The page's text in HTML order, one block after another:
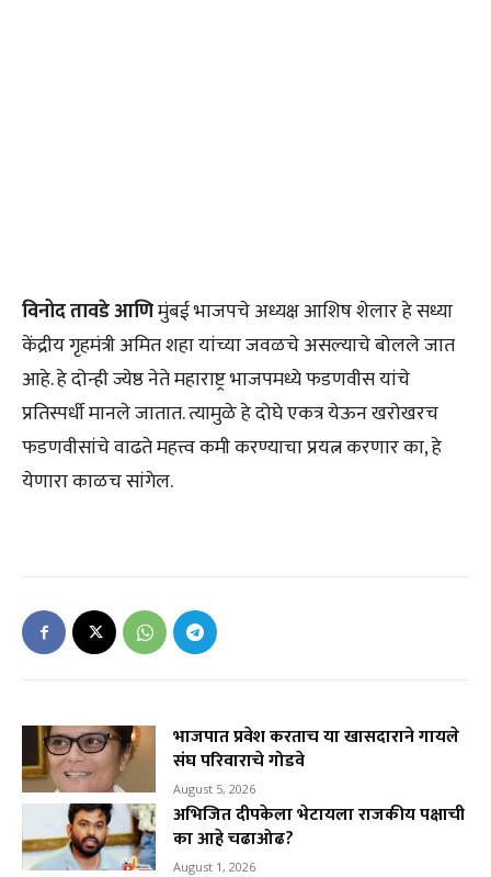
विनोद तावडे आणिमुंबई भाजपचे अध्यक्ष आशिष शेलार हे सध्या
केंद्रीय गृहमंत्री अमित शहा यांच्या जवळचे असल्याचे बोलले जात
आहे. हे दोन्ही ज्येष्ठ नेते महाराष्ट्र भाजपमध्ये फडणवीस यांचे
प्रतिस्पर्धी मानले जातात. त्यामुळे हे दोघे एकत्र येऊन खरोखरच
फडणवीसांचे वाढते महत्त्व कमी करण्याचा प्रयत्न करणार का, हे
येणारा काळच सांगेल.
भाजपात प्रवेश करताच या खासदाराने गायले
संघ परिवाराचे गोडवे
August 5, 2026
अभिजित दीपकेला भेटायला राजकीय पक्षाची
का आहे चढाओढ?
August 1, 2026